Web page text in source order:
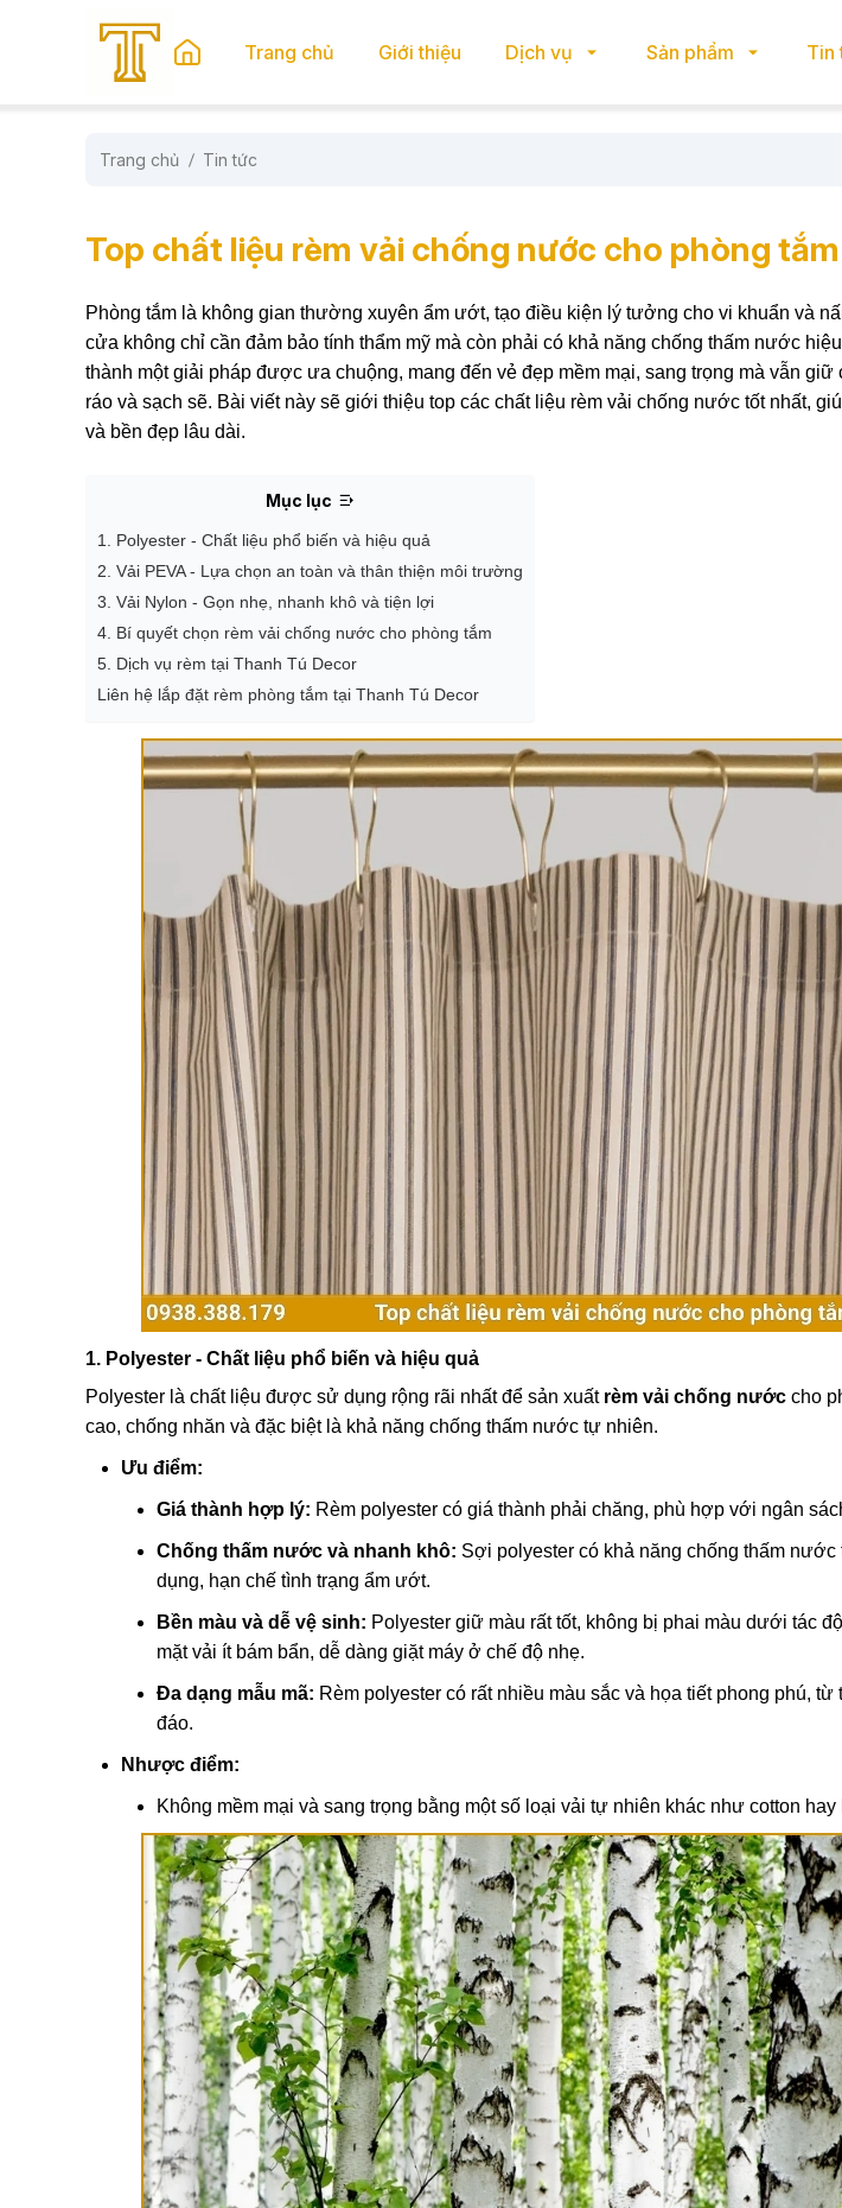
Trang chủ Giới thiệu Dịch vụ Sản phẩm Tin
Trang chủ Tin tức
Top chất liệu rèm vải chống nước cho phòng tắm
Phòng tắm là không gian thường xuyên ẩm ướt, tạo điều kiện lý tưởng cho vi khuẩn và
cửa không chỉ cần đảm bảo tính thẩm mỹ mà còn phải có khả năng chống thấm nước
thành một giải pháp được ưa chuộng, mang đến vẻ đẹp mềm mại, sang trọng mà vẫn
ráo và sạch sẽ. Bài viết này sẽ giới thiệu top các chất liệu rèm vải chống nước tốt nhất,
và bền đẹp lâu dài.
Mục lục
1. Polyester - Chất liệu phổ biến và hiệu quả
2. Vải PEVA - Lựa chọn an toàn và thân thiện môi trường
3. Vải Nylon - Gọn nhẹ, nhanh khô và tiện lợi
4. Bí quyết chọn rèm vải chống nước cho phòng tắm
5. Dịch vụ rèm tại Thanh Tú Decor
Liên hệ lắp đặt rèm phòng tắm tại Thanh Tú Decor
1. Polyester - Chất liệu phổ biến và hiệu quả
Polyester là chất liệu được sử dụng rộng rãi nhất để sản xuất rèm vải chống nước cho
cao, chống nhăn và đặc biệt là khả năng chống thấm nước tự nhiên.
Ưu điểm:
Giá thành hợp lý: Rèm polyester có giá thành phải chăng, phù hợp với ngân
Chống thấm nước và nhanh khô: Sợi polyester có khả năng chống thấm
dụng, hạn chế tình trạng ẩm ướt.
Bền màu và dễ vệ sinh: Polyester giữ màu rất tốt, không bị phai màu dưới tác
mặt vải ít bám bẩn, dễ dàng giặt máy ở chế độ nhẹ.
Đa dạng mẫu mã: Rèm polyester có rất nhiều màu sắc và họa tiết phong phú,
đáo.
Nhược điểm:
Không mềm mại và sang trọng bằng một số loại vải tự nhiên khác như cotton hay